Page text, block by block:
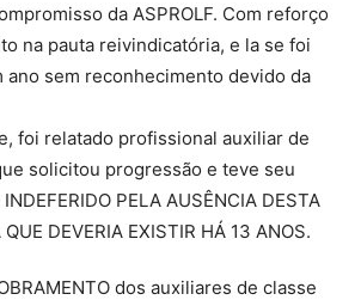
da ASPROLF. Com reforço
na pauta reivindicatória, e la se foi
ano sem reconhecimento devido da
foi relatado profissional auxiliar de
solicitou progressão e teve seu
INDEFERIDO PELA AUSÊNCIA DESTA
DEVERIA EXISTIR HÁ 13 ANOS.
dos auxiliares de classe